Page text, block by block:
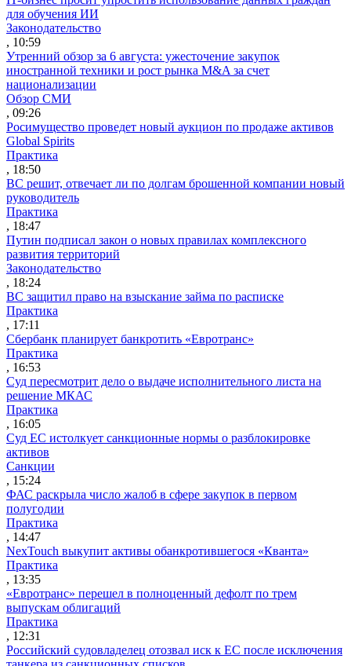
для обучения ИИ
Законодательство
, 10:59
Утренний обзор за 6 августа: ужесточение закупок
иностранной техники и рост рынка M&A за счет
национализации
Обзор СМИ
, 09:26
Росимущество проведет новый аукцион по продаже активов
Global Spirits
Практика
, 18:50
ВС решит, отвечает ли по долгам брошенной компании новый
руководитель
Практика
, 18:47
Путин подписал закон о новых правилах комплексного
развития территорий
Законодательство
, 18:24
ВС защитил право на взыскание займа по расписке
Практика
, 17:11
Сбербанк планирует банкротить «Евротранс»
Практика
, 16:53
Суд пересмотрит дело о выдаче исполнительного листа на
решение МКАС
Практика
, 16:05
Суд ЕС истолкует санкционные нормы о разблокировке
активов
Санкции
, 15:24
ФАС раскрыла число жалоб в сфере закупок в первом
полугодии
Практика
, 14:47
NexTouch выкупит активы обанкротившегося «Кванта»
Практика
, 13:35
«Евротранс» перешел в полноценный дефолт по трем
выпускам облигаций
Практика
, 12:31
Российский судовладелец отозвал иск к ЕС после исключения